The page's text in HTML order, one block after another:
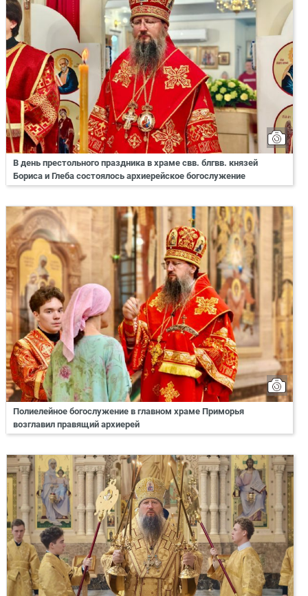
В день престольного праздника в храме свв. блгвв. князей
Бориса и Глеба состоялось архиерейское богослужение
Полиелейное богослужение в главном храме Приморья
возглавил правящий архиерей